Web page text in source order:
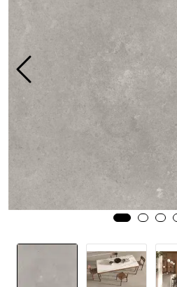
Prosjekt
Still et spørsmål
Min side
Logg inn